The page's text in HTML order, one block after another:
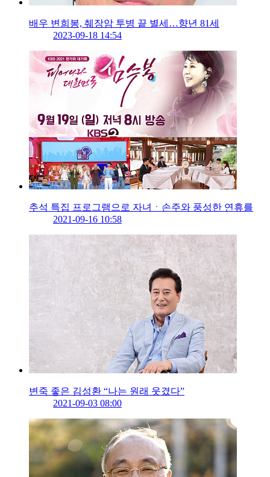
배우 변희봉, 췌장암 투병 끝 별세…향년 81세
2023-09-18 14:54
추석 특집 프로그램으로 자녀ㆍ손주와 풍성한 연휴를
2021-09-16 10:58
변죽 좋은 김성환 “나는 원래 웃겼다”
2021-09-03 08:00